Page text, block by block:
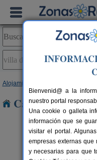
Alojamientos
Casas Rurales
Bienvenid@ a la
nuestro portal
Una cookie o galleta
información que se
visitar el portal.
empresas externas que
y necesarias para que